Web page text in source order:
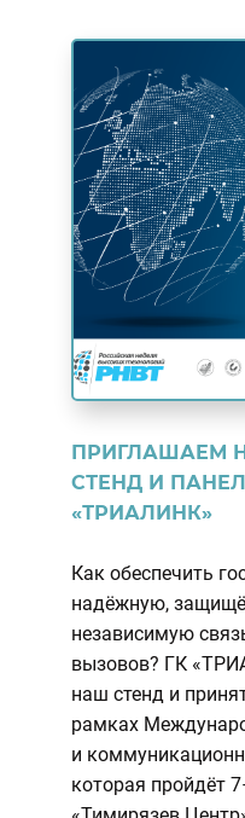
ПРИГЛАШАЕМ
СТЕНД И
«ТРИАЛИНК»
Как обеспечить
надёжную,
независимую
вызовов? ГК
наш стенд и
рамках
и
которая пройдёт